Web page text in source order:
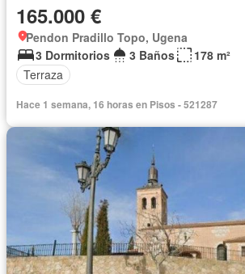
165.000 €
Pendon Pradillo Topo, Ugena
3 Dormitorios
3 Baños
178 m²
Terraza
Hace 1 semana, 16 horas en Pisos - 521287